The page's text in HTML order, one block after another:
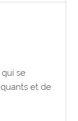
se
et de